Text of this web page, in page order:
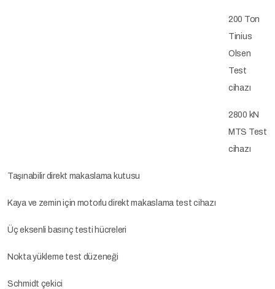
200 Ton
Tinius
Olsen
Test
cihazı
2800 kN
MTS Test
cihazı
Taşınabilir direkt makaslama kutusu
Kaya ve zemin için motorlu direkt makaslama test cihazı
Üç eksenli basınç testi hücreleri
Nokta yükleme test düzeneği
Schmidt çekici